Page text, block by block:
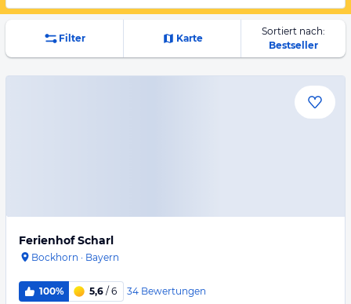
Filter Karte
Sortiert nach:
Bestseller
Ferienhof Scharl
Bockhorn · Bayern
100% 5,6 / 6 34 Bewertungen